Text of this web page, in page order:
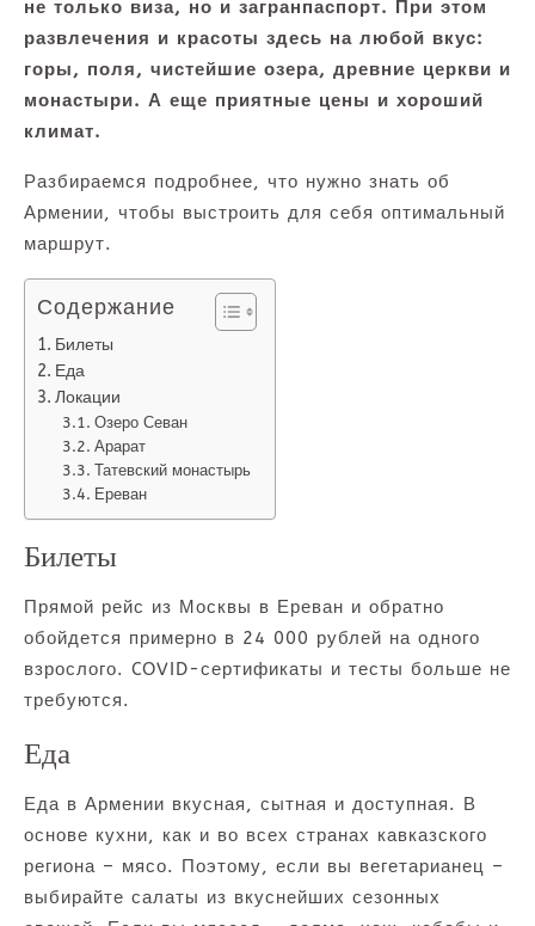
не только виза, но и загранпаспорт. При этом
развлечения и красоты здесь на любой вкус:
горы, поля, чистейшие озера, древние церкви и
монастыри. А еще приятные цены и хороший
климат.
Разбираемся подробнее, что нужно знать об
Армении, чтобы выстроить для себя оптимальный
маршрут.
Содержание
Билеты
Еда
Локации
Озеро Севан
Арарат
Татевский монастырь
Ереван
Билеты
Прямой рейс из Москвы в Ереван и обратно
обойдется примерно в 24 000 рублей на одного
взрослого. COVID-сертификаты и тесты больше не
требуются.
Еда
Еда в Армении вкусная, сытная и доступная. В
основе кухни, как и во всех странах кавказского
региона – мясо. Поэтому, если вы вегетарианец –
выбирайте салаты из вкуснейших сезонных